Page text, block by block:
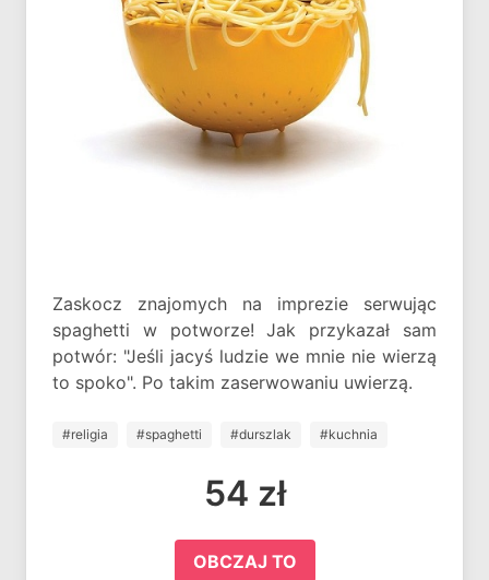
Zaskocz znajomych na imprezie serwując
spaghetti w potworze! Jak przykazał sam
potwór: "Jeśli jacyś ludzie we mnie nie wierzą
to spoko". Po takim zaserwowaniu uwierzą.
#religia #spaghetti #durszlak #kuchnia
54 zł
OBCZAJ TO